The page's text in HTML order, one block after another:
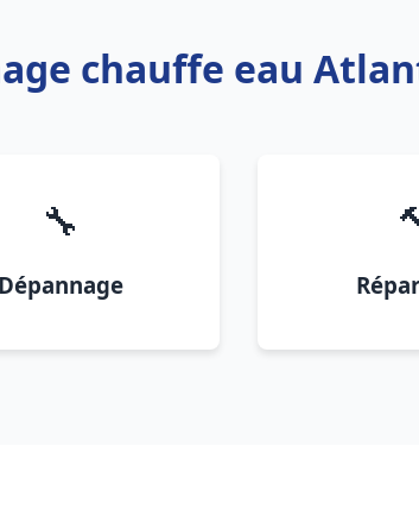
chauffe eau
🔧
Dépannage